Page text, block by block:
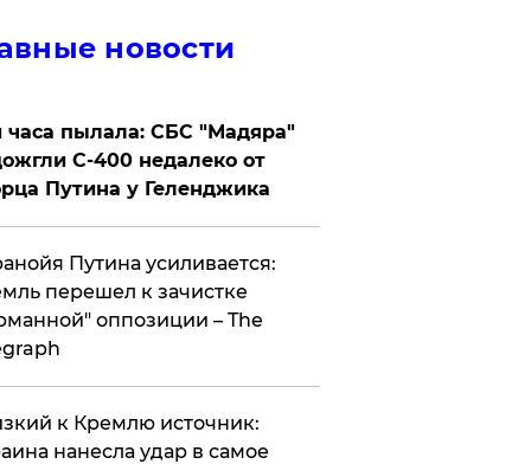
новости
часа пылала: СБС "Мадяра"
С-400 недалеко от
Путина у Геленджика
Путина усиливается:
перешел к зачистке
оппозиции – The
к Кремлю источник:
нанесла удар в самое